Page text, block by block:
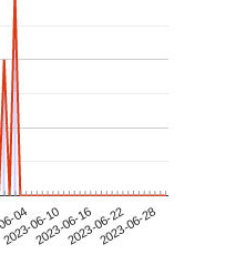
04
2023-06-102023-06-162023-06-222023-06-28